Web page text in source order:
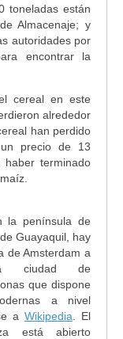
toneladas están
Almacenaje; y
autoridades por
encontrar la
cereal en este
alrededor
han perdido
precio de 13
terminado
la península de
Guayaquil, hay
de Amsterdam a
ciudad de
que dispone
a nivel
a Wikipedia . El
está abierto